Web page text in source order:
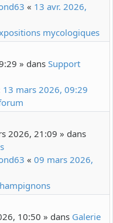
« 13 avr. 2026,
mycologiques
» dans Support
13 mars 2026, 09:29
2026, 21:09 » dans
« 09 mars 2026,
10:50 » dans Galerie